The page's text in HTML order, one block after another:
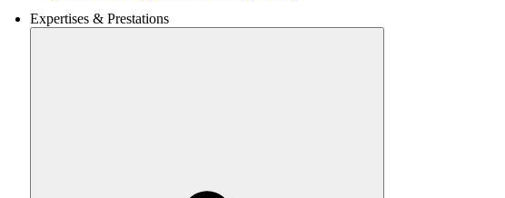
Expertises & Prestations